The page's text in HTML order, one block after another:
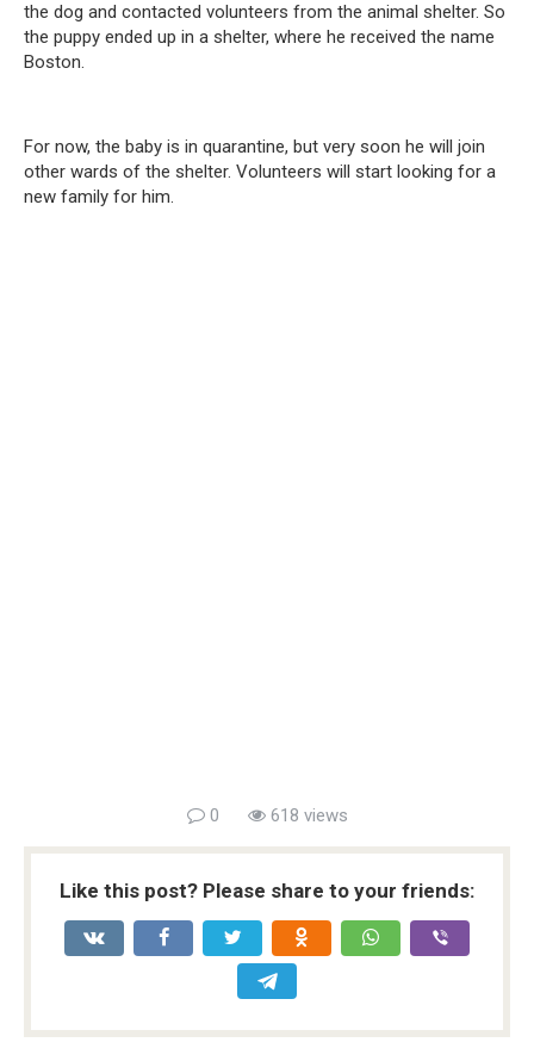
the dog and contacted volunteers from the animal shelter. So
the puppy ended up in a shelter, where he received the name
Boston.
For now, the baby is in quarantine, but very soon he will join
other wards of the shelter. Volunteers will start looking for a
new family for him.
0 618 views
Like this post? Please share to your friends: